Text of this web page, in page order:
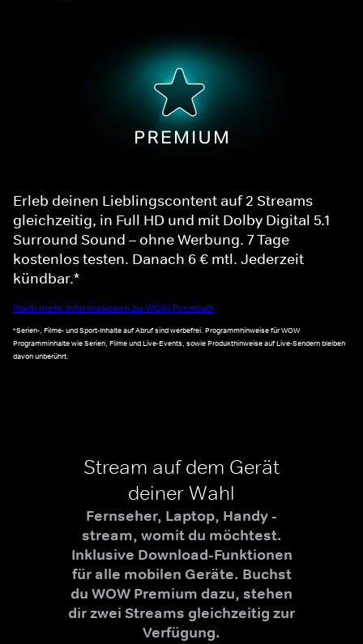
Erleb deinen Lieblingscontent auf 2 Streams
gleichzeitig, in Full HD und mit Dolby Digital 5.1
Surround Sound – ohne Werbung. 7 Tage
kostenlos testen. Danach 6 € mtl. Jederzeit
kündbar.*
Noch mehr Informationen zu WOW Premium
*Serien-, Filme- und Sport-Inhalte auf Abruf sind werbefrei. Programmhinweise für WOW
Programminhalte wie Serien, Filme und Live-Events, sowie Produkthinweise auf Live-Sendern bleiben
davon unberührt.
Stream auf dem Gerät
deiner Wahl
Fernseher, Laptop, Handy -
stream, womit du möchtest.
Inklusive Download-Funktionen
für alle mobilen Geräte. Buchst
du WOW Premium dazu, stehen
dir zwei Streams gleichzeitig zur
Verfügung.